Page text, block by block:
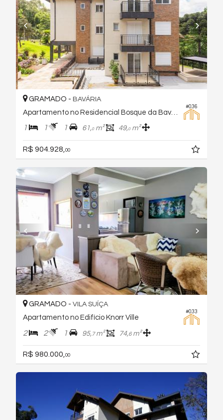
#036
GRAMADO - BAVÁRIA
1 1 1 61,0m² 49,0m²
R$ 904.928, 00
#033
GRAMADO - VILA SUÍÇA
Apartamento no Edifício Knorr Ville
2 2 1 95,7m² 74,6m²
R$ 980.000, 00